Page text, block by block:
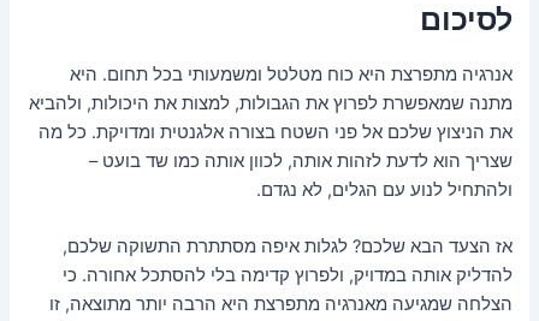
לסיכום
אנרגיה מתפרצת היא כוח מטלטל ומשמעותי בכל תחום. היא
מתנה שמאפשרת לפרוץ את הגבולות, למצות את היכולות, ולהביא
את הניצוץ שלכם אל פני השטח בצורה אלגנטית ומדויקת. כל מה
שצריך הוא לדעת לזהות אותה, לכוון אותה כמו שד בועט –
ולהתחיל לנוע עם הגלים, לא נגדם.
אז הצעד הבא שלכם? לגלות איפה מסתתרת התשוקה שלכם,
להדליק אותה במדויק, ולפרוץ קדימה בלי להסתכל אחורה. כי
הצלחה שמגיעה מאנרגיה מתפרצת היא הרבה יותר מתוצאה, זו